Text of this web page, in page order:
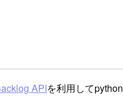
APIを利用してpython